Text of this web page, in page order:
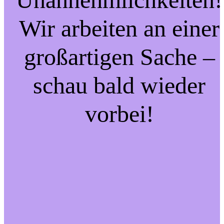
Wir arbeiten an einer
großartigen Sache –
schau bald wieder
vorbei!